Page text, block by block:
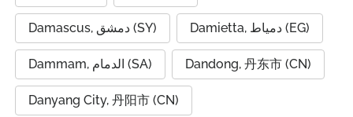
Damascus, دمشق (SY) Damietta, دمياط (EG)
Dammam, الدمام (SA) Dandong, 丹东市 (CN)
Danyang City, 丹阳市 (CN)